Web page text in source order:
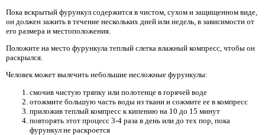
Пока вскрытый фурункул содержится в чистом, сухом и защищенном виде,
он должен зажить в течение нескольких дней или недель, в зависимости от
его размера и местоположения.
Положите на место фурункула теплый слегка влажный компресс, чтобы он
раскрылся.
Человек может вылечить небольшие несложные фурункулы:
смочив чистую тряпку или полотенце в горячей воде
отожмите большую часть воды из ткани и сожмите ее в компресс
приложив теплый компресс к кипению на 10 до 15 минут
повторять этот процесс 3-4 раза в день или до тех пор, пока
фурункул не раскроется